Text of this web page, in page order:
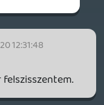
a